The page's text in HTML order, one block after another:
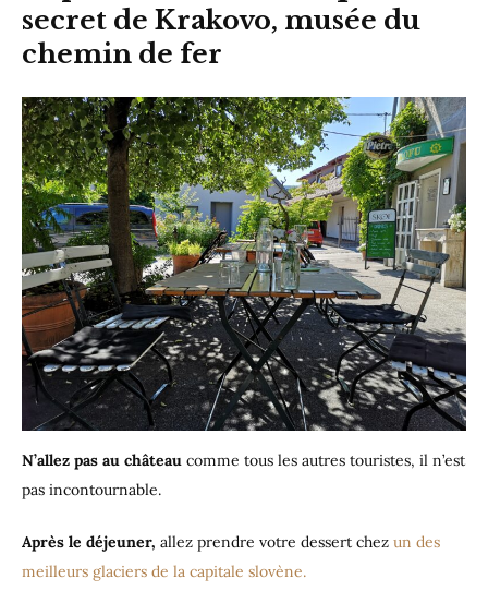
secret de Krakovo, musée du
chemin de fer
N’allez pas au château comme tous les autres touristes, il n’est
pas incontournable.
Après le déjeuner, allez prendre votre dessert chez un des
meilleurs glaciers de la capitale slovène.